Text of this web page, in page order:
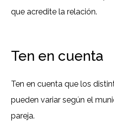
que acredite la relación.
Ten en cuenta
Ten en cuenta que los
pueden variar según el
pareja.